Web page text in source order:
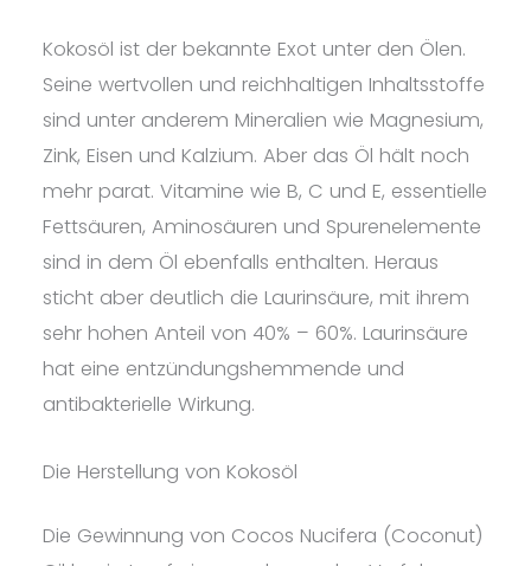
Kokosöl ist der bekannte Exot unter den Ölen.
Seine wertvollen und reichhaltigen Inhaltsstoffe
sind unter anderem Mineralien wie Magnesium,
Zink, Eisen und Kalzium. Aber das Öl hält noch
mehr parat. Vitamine wie B, C und E, essentielle
Fettsäuren, Aminosäuren und Spurenelemente
sind in dem Öl ebenfalls enthalten. Heraus
sticht aber deutlich die Laurinsäure, mit ihrem
sehr hohen Anteil von 40% – 60%. Laurinsäure
hat eine entzündungshemmende und
antibakterielle Wirkung.
Die Herstellung von Kokosöl
Die Gewinnung von Cocos Nucifera (Coconut)